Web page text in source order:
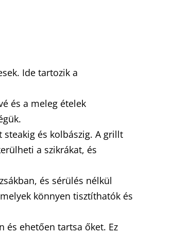
Ide tartozik a
és a meleg ételek
és kolbászig. A grillt
a szikrákat, és
és sérülés nélkül
könnyen tisztíthatók és
ehetően tartsa őket. Ez